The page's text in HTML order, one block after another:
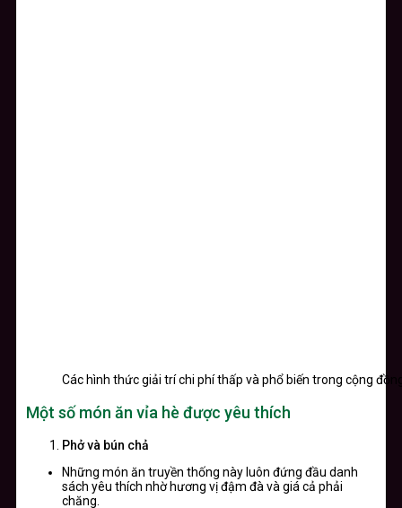
Các hình thức giải trí chi phí thấp và phổ biến trong cộng
Một số món ăn vỉa hè được yêu thích
Phở và bún chả
Những món ăn truyền thống này luôn đứng đầu danh
sách yêu thích nhờ hương vị đậm đà và giá cả phải
chăng.